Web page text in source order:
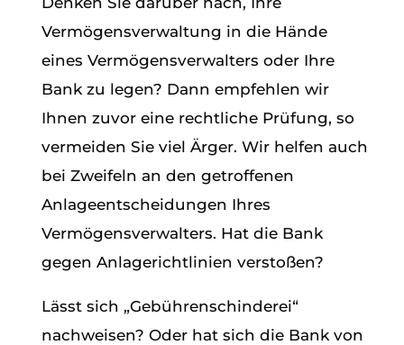
Vermögensverwaltung in die Hände
eines Vermögensverwalters oder Ihre
Bank zu legen? Dann empfehlen wir
Ihnen zuvor eine rechtliche Prüfung, so
vermeiden Sie viel Ärger. Wir helfen auch
bei Zweifeln an den getroffenen
Anlageentscheidungen Ihres
Vermögensverwalters. Hat die Bank
gegen Anlagerichtlinien verstoßen?
Lässt sich „Gebührenschinderei“
nachweisen? Oder hat sich die Bank von